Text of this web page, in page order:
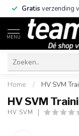
Gratis verzending
MENU
Home / HV SVM
HV SVM
HV SVM